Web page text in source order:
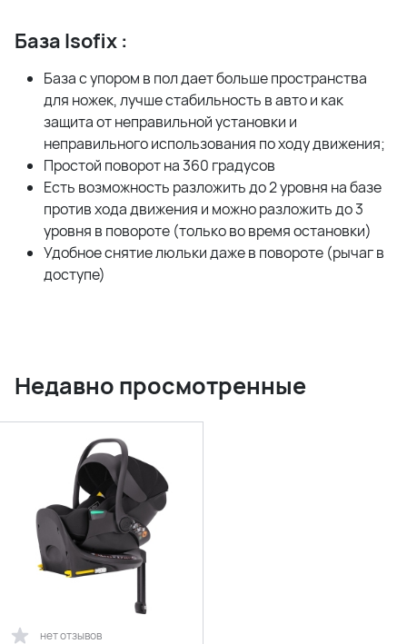
База Isofix :
База с упором в пол дает больше пространства
для ножек, лучше стабильность в авто и как
защита от неправильной установки и
неправильного использования по ходу движения;
Простой поворот на 360 градусов
Есть возможность разложить до 2 уровня на базе
против хода движения и можно разложить до 3
уровня в повороте (только во время остановки)
Удобное снятие люльки даже в повороте (рычаг в
доступе)
Недавно просмотренные
нет отзывов